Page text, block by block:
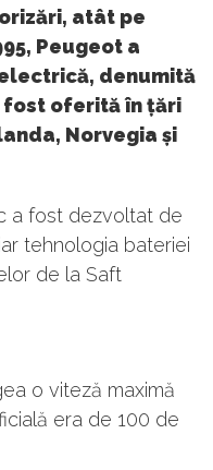
atât pe
Peugeot a
denumită
fost oferită în țări
Norvegia și
a fost dezvoltat de
tehnologia bateriei
de la Saft
o viteză maximă
era de 100 de